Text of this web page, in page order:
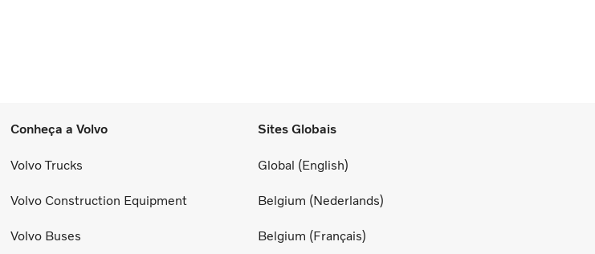
Conheça a Volvo
Volvo Trucks
Volvo Construction Equipment
Volvo Buses
Sites Globais
Global (English)
Belgium (Nederlands)
Belgium (Français)